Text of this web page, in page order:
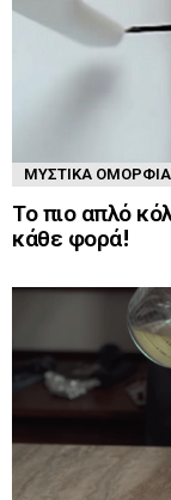
ΜΥΣΤΙΚΆ
Το πιο απλό
κάθε φορά!